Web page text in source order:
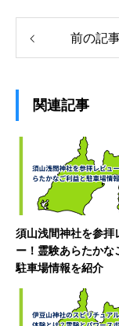
前の記
関連記事
須山浅間神社を参拝
ー！霊験あらたかな
駐車場情報を紹介